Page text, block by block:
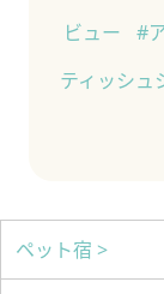
ビュー
#
ティッシュ
ペット宿 >